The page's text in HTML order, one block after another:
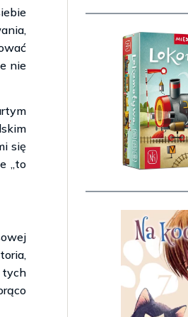
nie
się
„to
tych